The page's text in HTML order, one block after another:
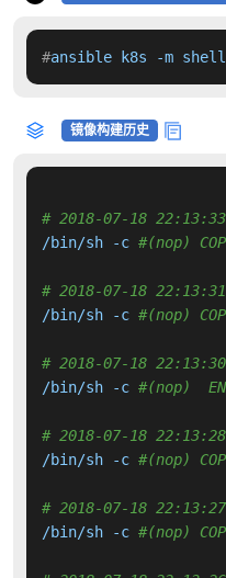
#ansible k8s -m
镜像构建历史
# 2018-07-18
/bin/sh -c #(nop)
# 2018-07-18
/bin/sh -c #(nop)
# 2018-07-18
/bin/sh -c #(nop)
# 2018-07-18
/bin/sh -c #(nop)
# 2018-07-18
/bin/sh -c #(nop)